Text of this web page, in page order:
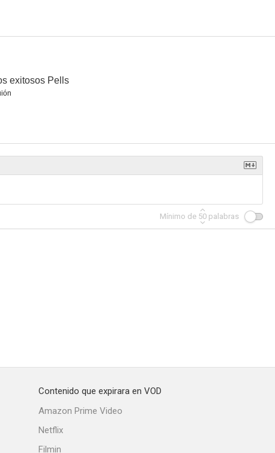
exitosos Pells
Mínimo de 50 palabras
Contenido que expirara en VOD
Amazon Prime Video
Netflix
Filmin